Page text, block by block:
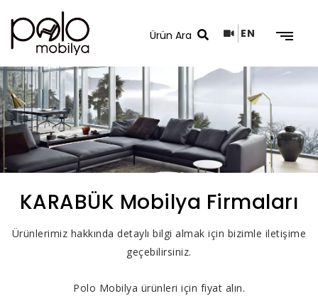
EN
KARABÜK Mobilya Firmaları
Ürünlerimiz hakkında detaylı bilgi almak için bizimle iletişime
geçebilirsiniz.
Polo Mobilya ürünleri için fiyat alın.
Arama Sonuçları